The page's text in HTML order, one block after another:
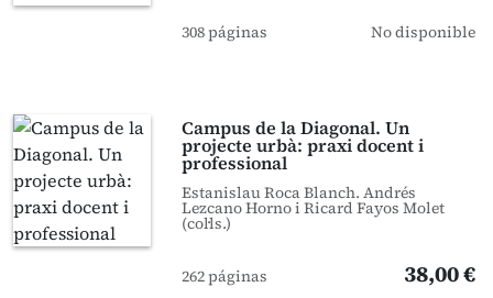
308 páginas No disponible
Campus de la Diagonal. Un
projecte urbà: praxi docent i
professional
Estanislau Roca Blanch. Andrés
Lezcano Horno i Ricard Fayos Molet
(col·ls.)
262 páginas 38,00 €